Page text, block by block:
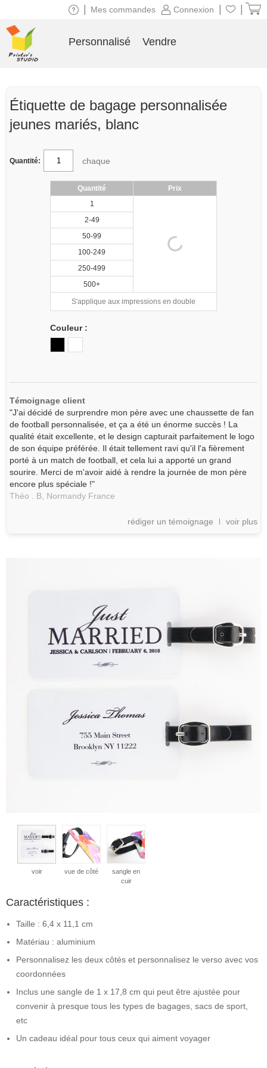
Étiquette de bagage personnalisée
jeunes mariés, blanc
Quantité: chaque
Quantité
Prix
1
2-49
50-99
100-249
250-499
500+
S'applique aux impressions en double
Couleur :
Témoignage client
"J'ai décidé de surprendre mon père avec une chaussette de fan
de football personnalisée, et ça a été un énorme succès ! La
qualité était excellente, et le design capturait parfaitement le logo
de son équipe préférée. Il était tellement ravi qu'il l'a fièrement
porté à un match de football, et cela lui a apporté un grand
sourire. Merci de m'avoir aidé à rendre la journée de mon père
encore plus spéciale !"
Théo . B, Normandy France
rédiger un témoignage voir plus
voir vue de côté
sangle en
cuir
Caractéristiques :
Taille : 6,4 x 11,1 cm
Matériau : aluminium
Personnalisez les deux côtés et personnalisez le verso avec vos
coordonnées
Inclus une sangle de 1 x 17,8 cm qui peut être ajustée pour
convenir à presque tous les types de bagages, sacs de sport,
etc
Un cadeau idéal pour tous ceux qui aiment voyager
Connexion
Mes commandes
Personnalisé Vendre